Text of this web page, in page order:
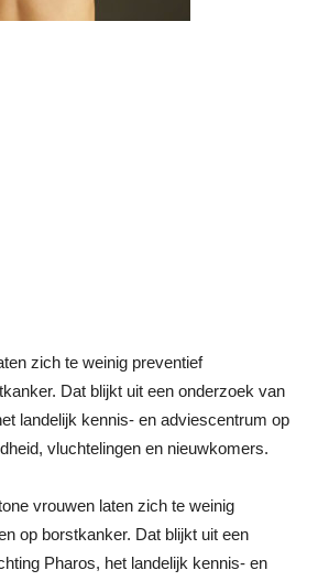
zich te weinig preventief
Dat blijkt uit een onderzoek van
landelijk kennis- en adviescentrum op
vluchtelingen en nieuwkomers.
vrouwen laten zich te weinig
op borstkanker. Dat blijkt uit een
Pharos, het landelijk kennis- en